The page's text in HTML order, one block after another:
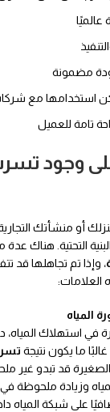
مضمونة
استخدامها مع
تامة للعميل
وجود
أو منشأتك
التحتية. هناك
، وإذا تم تجاهلها قد
العلامات:
في استهلاك
ما يكون نتيجة
قد تبدو غير
وزيادة ملحوظة في
على شبكة المياه